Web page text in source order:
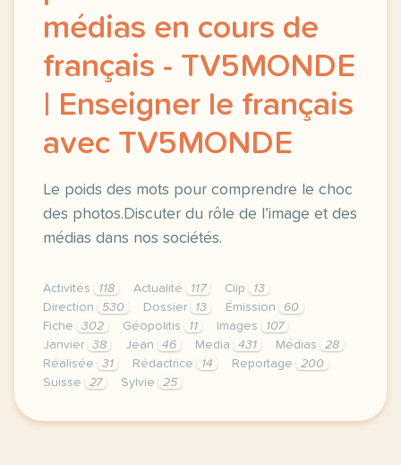
médias en cours de
français - TV5MONDE
| Enseigner le français
avec TV5MONDE
Le poids des mots pour comprendre le choc
des photos.Discuter du rôle de l’image et des
médias dans nos sociétés.
Activités 118 Actualité 117 Ciip
13
Direction
530 Dossier 13 Émission
60
Fiche
302 Géopolitis 11 Images
107
Janvier
38 Jean 46 Media 431 Médias
28
Réalisée
31 Rédactrice 14 Reportage
200
Suisse
27 Sylvie 25
didomi host didomi components button cursor